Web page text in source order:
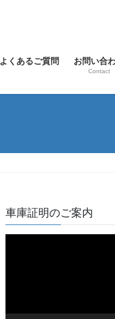
よくあるご質問 お問い合
Contact
車庫証明のご案内
ヤ